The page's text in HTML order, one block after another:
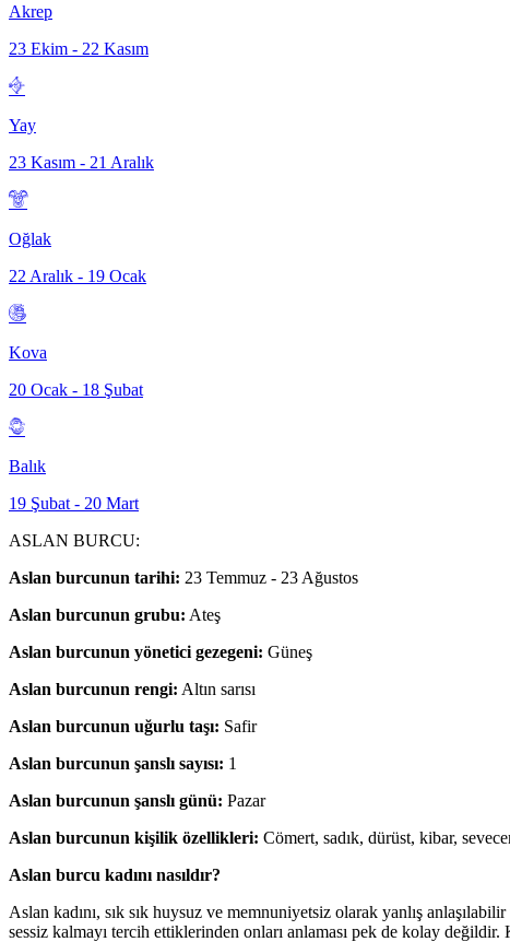
Akrep
23 Ekim - 22 Kasım
Yay
23 Kasım - 21 Aralık
Oğlak
22 Aralık - 19 Ocak
Kova
20 Ocak - 18 Şubat
Balık
19 Şubat - 20 Mart
ASLAN BURCU:
Aslan burcunun tarihi: 23 Temmuz - 23 Ağustos
Aslan burcunun grubu: Ateş
Aslan burcunun yönetici gezegeni: Güneş
Aslan burcunun rengi: Altın sarısı
Aslan burcunun uğurlu taşı: Safir
Aslan burcunun şanslı sayısı: 1
Aslan burcunun şanslı günü: Pazar
Aslan burcunun kişilik özellikleri: Cömert, sadık, dürüst, kibar,
Aslan burcu kadını nasıldır?
Aslan kadını, sık sık huysuz ve memnuniyetsiz olarak yanlış
sessiz kalmayı tercih ettiklerinden onları anlaması pek de kolay